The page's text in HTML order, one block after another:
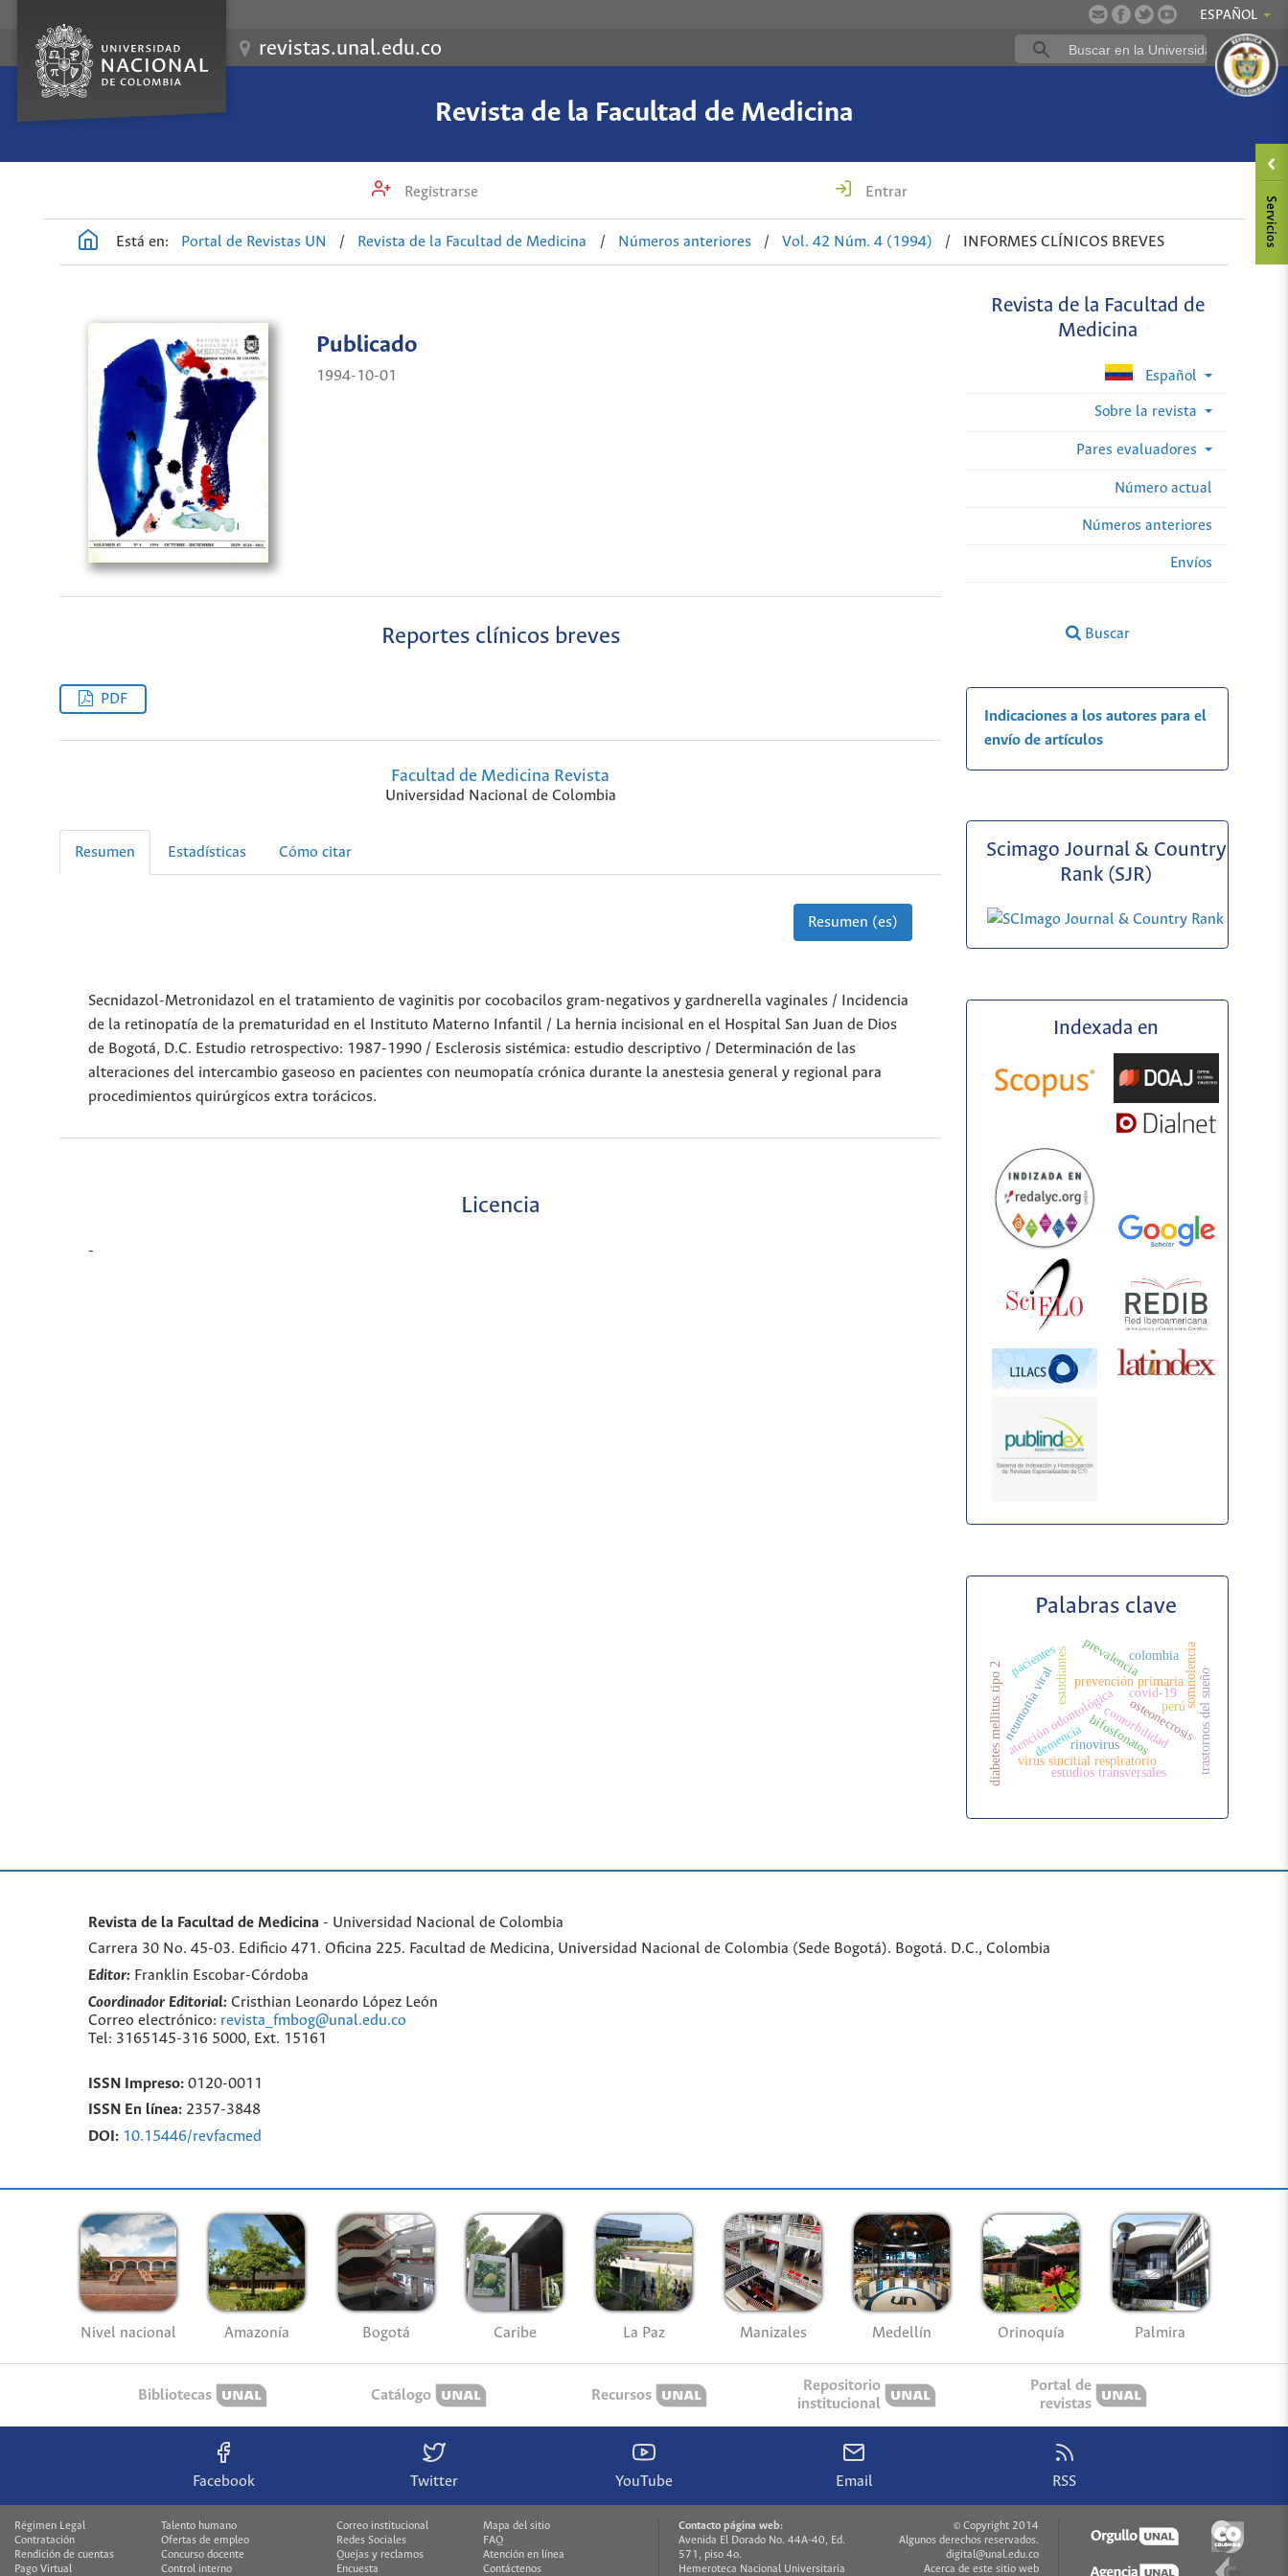
ESPAÑOL
revistas.unal.edu.co
Revista de la Facultad de Medicina
Registrarse Entrar
Está en: Portal de Revistas UN / Revista de la Facultad de Medicina / Números anteriores / Vol. 42 Núm. 4 (1994) / INFORMES CLÍNICOS BREVES
Revista de la Facultad de
Medicina
Español
Sobre la revista
Pares evaluadores
Número actual
Números anteriores
Envíos
Buscar
Publicado
1994-10-01
Reportes clínicos breves
PDF
Facultad de Medicina Revista
Universidad Nacional de Colombia
Resumen Estadísticas Cómo citar
Resumen (es)
Secnidazol-Metronidazol en el tratamiento de vaginitis por cocobacilos gram-negativos y gardnerella vaginales / Incidencia
de la retinopatía de la prematuridad en el Instituto Materno Infantil / La hernia incisional en el Hospital San Juan de Dios
de Bogotá, D.C. Estudio retrospectivo: 1987-1990 / Esclerosis sistémica: estudio descriptivo / Determinación de las
alteraciones del intercambio gaseoso en pacientes con neumopatía crónica durante la anestesia general y regional para
procedimientos quirúrgicos extra torácicos.
Licencia
-
Indicaciones a los autores para el
envío de artículos
Scimago Journal & Country
Rank (SJR)
Indexada en
Palabras clave
bifosfonatososteonecrosis
atención odontológica
prevención primariasomnolencia
estudiantes trastornos del sueño
prevalencia
covid-19
virus sincitial respiratorio
rinovirus
neumonía viral comorbilidad
colombia
diabetes mellitus tipo 2
pacientes
perú
estudios transversales
demencia
Revista de la Facultad de Medicina - Universidad Nacional de Colombia
Carrera 30 No. 45-03. Edificio 471. Oficina 225. Facultad de Medicina, Universidad Nacional de Colombia (Sede Bogotá). Bogotá. D.C., Colombia
Editor: Franklin Escobar-Córdoba
Coordinador Editorial: Cristhian Leonardo López León
Correo electrónico: revista_fmbog@unal.edu.co
Tel: 3165145-316 5000, Ext. 15161
ISSN Impreso: 0120-0011
ISSN En línea: 2357-3848
DOI: 10.15446/revfacmed
Nivel nacional Amazonía Bogotá Caribe La Paz Manizales Medellín Orinoquía Palmira
Bibliotecas Catálogo Recursos
Repositorio
institucional
Portal de
revistas
Facebook Twitter YouTube Email RSS
Régimen Legal
Talento humano
Contratación
Ofertas de empleo
Rendición de cuentas
Concurso docente
Pago Virtual
Control interno
Correo institucional
Mapa del sitio
Redes Sociales
FAQ
Quejas y reclamos
Atención en línea
Encuesta
Contáctenos
Contacto página web:
Avenida El Dorado No. 44A-40, Ed.
571, piso 4o.
Hemeroteca Nacional Universitaria
© Copyright 2014
Algunos derechos reservados.
digital@unal.edu.co
Acerca de este sitio web